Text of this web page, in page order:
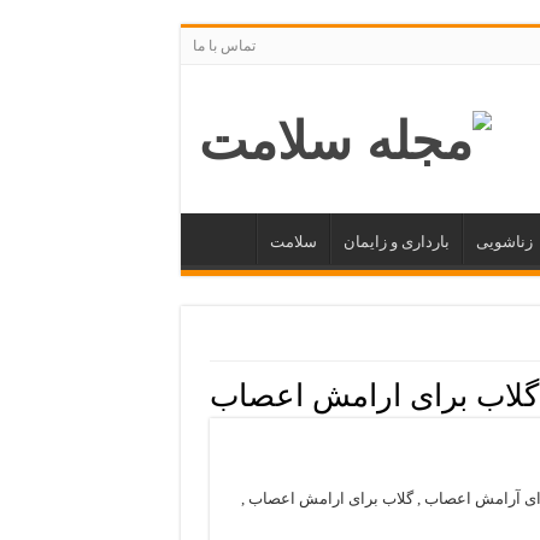
تماس با ما
سلامت بارداری و زایمان زناشویی
گلاب برای ارامش اعصاب
آرامش اعصاب , گلاب برای ارامش اعصاب ,